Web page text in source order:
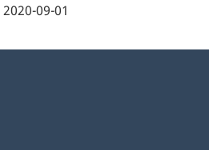
2020-09-01